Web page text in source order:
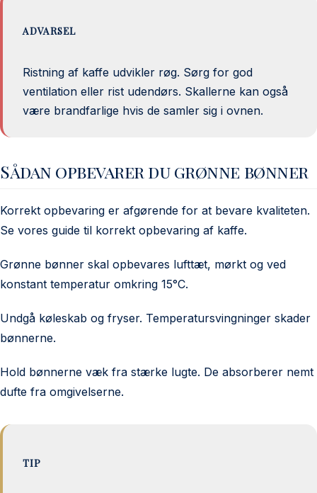
ADVARSEL
Ristning af kaffe udvikler røg. Sørg for god
ventilation eller rist udendørs. Skallerne kan også
være brandfarlige hvis de samler sig i ovnen.
Sådan opbevarer du grønne bønner
Korrekt opbevaring er afgørende for at bevare kvaliteten.
Se vores guide til korrekt opbevaring af kaffe.
Grønne bønner skal opbevares lufttæt, mørkt og ved
konstant temperatur omkring 15°C.
Undgå køleskab og fryser. Temperatursvingninger skader
bønnerne.
Hold bønnerne væk fra stærke lugte. De absorberer nemt
dufte fra omgivelserne.
TIP